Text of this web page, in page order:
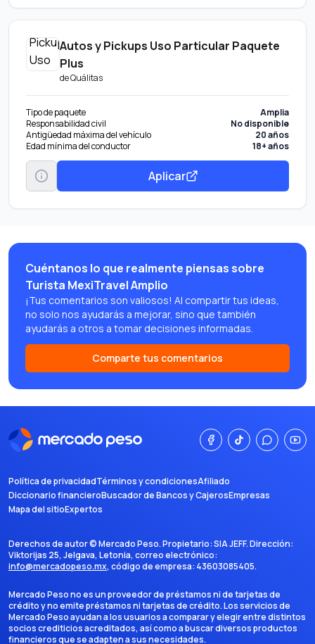
Autos y Pickups Uso Particular Paquete
Plus
deQuálitas
Tipo de paquete
Amplia
Responsabilidad civil
No disponible
Antigüedad máxima del vehículo
20 años
Edad mínima del conductor
18+ años
Aplicar
Cuéntanos lo que realmente piensas sobre
Turista MexiTravel Amplio
¡Tus comentarios son valiosos! Al compartir tus ideas,
no solo nos ayudarás a mejorar, sino que también
ayudarás a otros a tomar decisiones informadas.
Comparte tus comentarios
Política de privacidadTérminos y condicionesAfiliado
Diccionario financieroBuscador de Bancos y CajerosEmpresas
Mapa del sitioExpertos
Derechos de autor ©Mercado Peso. Propietario:SIA JEFF. Dirección:
Viktorijas 25, Jelgava, Letonia, correo electrónico:
info@mercadopeso.mx, código de empresa: 43603085405.
Mercado Peso no es un proveedor de préstamos ni de tarjetas de
crédito y no emite préstamos ni tarjetas de crédito. Los servicios de
Mercado Peso ayudan a los usuarios a comparar y elegir entre distintos
socios crediticios acreditados, así como a buscar diversos productos
financieros que se adapten a sus necesidades.